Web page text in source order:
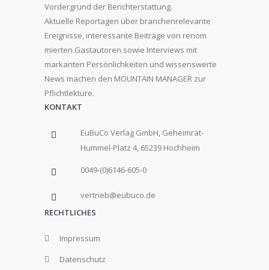
Vordergrund der Berichterstattung.
Aktuelle Reportagen über branchenrelevante
Ereignisse, interessante Beiträge von renom
mierten Gastautoren sowie Interviews mit
markanten Persönlichkeiten und wissenswerte
News machen den MOUNTAIN MANAGER zur
Pflichtlektüre.
KONTAKT
EuBuCo Verlag GmbH, Geheimrat-
Hummel-Platz 4, 65239 Hochheim
0049-(0)6146-605-0
vertrieb@eubuco.de
RECHTLICHES
Impressum
Datenschutz